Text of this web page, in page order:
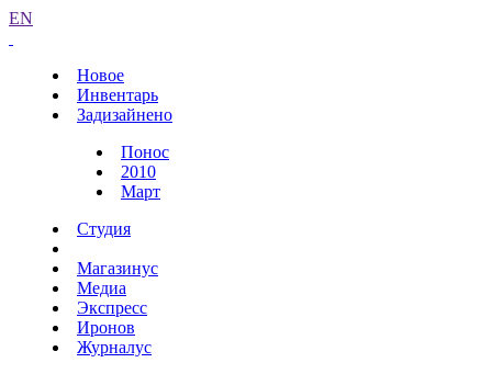
EN
Новое
Инвентарь
Задизайнено
Понос
2010
Март
Студия
Магазинус
Медиа
Экспресс
Иронов
Журналус